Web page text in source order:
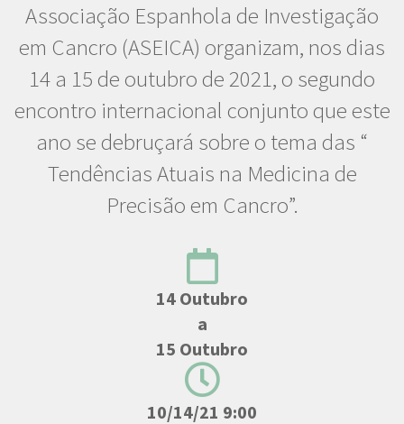
Associação Espanhola de Investigação
em Cancro (ASEICA) organizam, nos dias
14 a 15 de outubro de 2021, o segundo
encontro internacional conjunto que este
ano se debruçará sobre o tema das “
Tendências Atuais na Medicina de
Precisão em Cancro”.
14 Outubro
a
15 Outubro
10/14/21 9:00